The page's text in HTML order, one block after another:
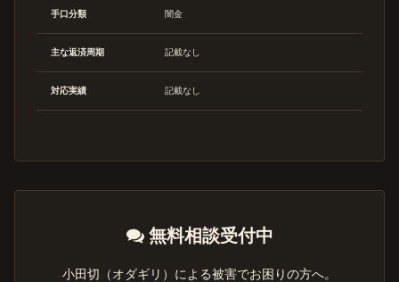
手口分類 闇金
主な返済周期 記載なし
対応実績 記載なし
無料相談受付中
小田切（オダギリ）による被害でお困りの方へ。